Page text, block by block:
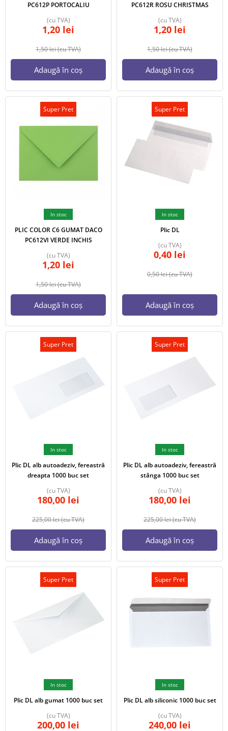
PC612P PORTOCALIU
1,50lei(cu TVA)
1,20 lei
(cu TVA)
Adaugă în coș
PC612R ROSU CHRISTMAS
1,50lei(cu TVA)
1,20 lei
(cu TVA)
Adaugă în coș
Super Pret
In stoc
PLIC COLOR C6 GUMAT DACO
PC612VI VERDE INCHIS
1,50lei(cu TVA)
1,20 lei
(cu TVA)
Adaugă în coș
Super Pret
In stoc
Plic DL
0,50lei(cu TVA)
0,40 lei
(cu TVA)
Adaugă în coș
Super Pret
In stoc
Plic DL alb autoadeziv, fereastră
dreapta 1000 buc set
225,00lei(cu TVA)
180,00 lei
(cu TVA)
Adaugă în coș
Super Pret
In stoc
Plic DL alb autoadeziv, fereastră
stânga 1000 buc set
225,00lei(cu TVA)
180,00 lei
(cu TVA)
Adaugă în coș
Super Pret
In stoc
Plic DL alb gumat 1000 buc set
200,00 lei
(cu TVA)
Super Pret
In stoc
Plic DL alb siliconic 1000 buc set
240,00 lei
(cu TVA)